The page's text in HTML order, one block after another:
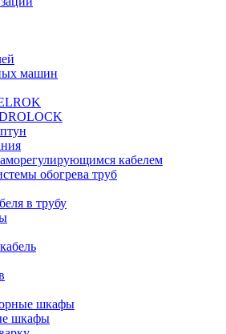
машин
кабелем
обогрева труб
в трубу
шкафы
шкафы